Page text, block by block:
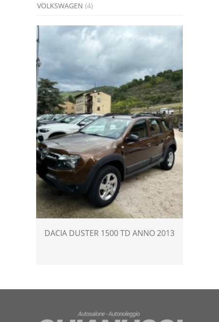
VOLKSWAGEN (4)
DACIA DUSTER 1500 TD ANNO 2013